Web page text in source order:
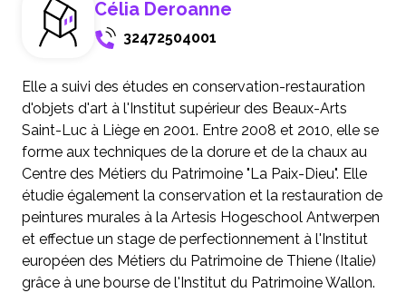
Célia Deroanne
32472504001
Elle a suivi des études en conservation-restauration
d'objets d'art à l'Institut supérieur des Beaux-Arts
Saint-Luc à Liège en 2001. Entre 2008 et 2010, elle se
forme aux techniques de la dorure et de la chaux au
Centre des Métiers du Patrimoine "La Paix-Dieu". Elle
étudie également la conservation et la restauration de
peintures murales à la Artesis Hogeschool Antwerpen
et effectue un stage de perfectionnement à l'Institut
européen des Métiers du Patrimoine de Thiene (Italie)
grâce à une bourse de l'Institut du Patrimoine Wallon.